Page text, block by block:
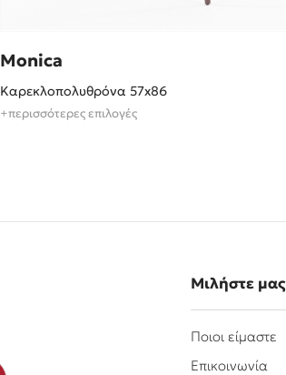
Monica
Καρεκλοπολυθρόνα 57x86
+περισσότερες επιλογές
Μιλήστε μας
Ποιοι είμαστε
Επικοινωνία